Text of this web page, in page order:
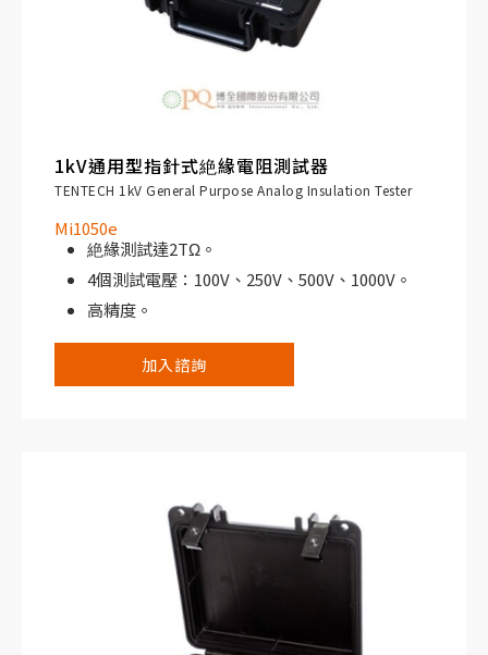
1kV通用型指針式絶緣電阻測試器
TENTECH 1kV General Purpose Analog Insulation Tester
Mi1050e
絶緣測試達2TΩ。
4個測試電壓：100V、250V、500V、1000V。
高精度。
IP54防護等級（關閉上蓋）。
保護終端。加入諮詢